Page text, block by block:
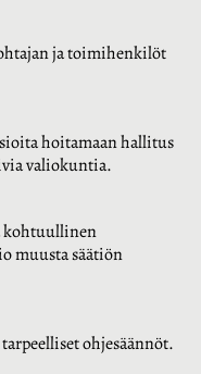
ja toimihenkilöt
hoitamaan hallitus
valiokuntia.
kohtuullinen
muusta säätiön
ohjesäännöt.